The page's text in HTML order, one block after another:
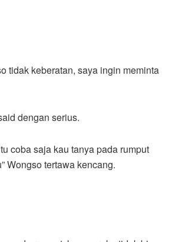
tidak keberatan, saya ingin meminta
dengan serius.
coba saja kau tanya pada rumput
Wongso tertawa kencang.